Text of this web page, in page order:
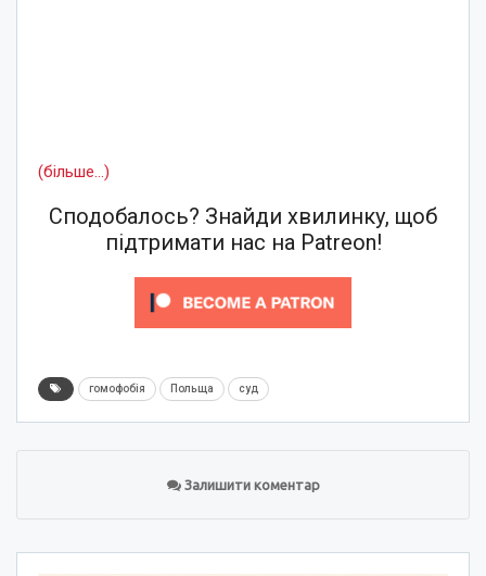
(більше…)
Сподобалось? Знайди хвилинку, щоб
підтримати нас на Patreon!
гомофобія Польща суд
Залишити коментар